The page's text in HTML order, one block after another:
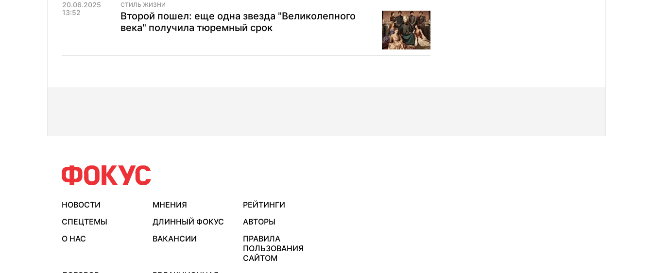
20.06.2025
13:52
СТИЛЬ ЖИЗНИ
Второй пошел: еще одна звезда "Великолепного
века" получила тюремный срок
НОВОСТИ МНЕНИЯ
РЕЙТИНГИ
СПЕЦТЕМЫ
ДЛИННЫЙ ФОКУС
АВТОРЫ
О НАС
ВАКАНСИИ
ПРАВИЛА
ПОЛЬЗОВАНИЯ
САЙТОМ